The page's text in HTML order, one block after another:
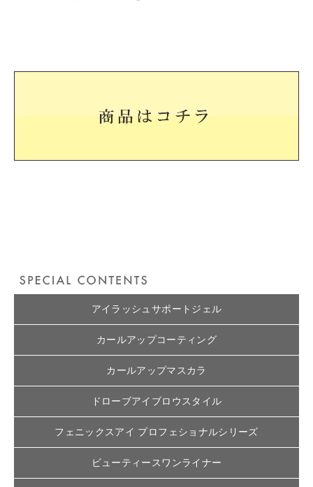
アイラッシュサポートジェル
カールアップコーティング
カールアップマスカラ
ドローブアイブロウスタイル
フェニックスアイ プロフェショナルシリーズ
ビューティースワンライナー